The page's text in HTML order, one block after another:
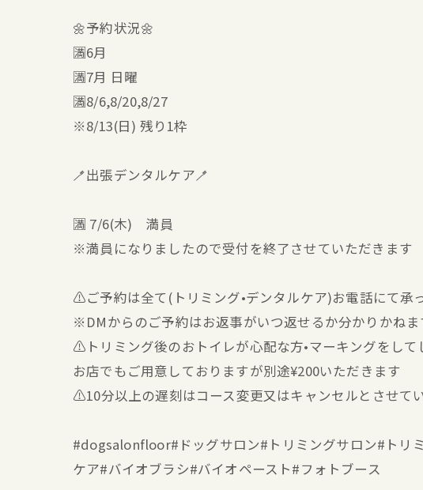
🌼予約状況🌼
🈵6月
🈵7月 日曜
🈵8/6,8/20,8/27
※8/13(日) 残り1枠
🪥出張デンタルケア🪥
🈵 7/6(木) 満員
※満員になりましたので受付を終了させていただきます
⚠️ご予約は全て(トリミング•デンタルケア)お電話にて承
※DMからのご予約はお返事がいつ返せるか分かりかね
⚠️トリミング後のおトイレが心配な方•マーキングをし
お店でもご用意しておりますが別途¥200いただきます
⚠️10分以上の遅刻はコース変更又はキャンセルとさせて
#dogsalonfloor#ドッグサロン#トリミングサロン#トリ
ケア#バイオブラシ#バイオペースト#フォトブース